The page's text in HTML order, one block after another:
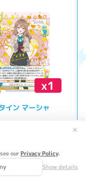
our Privacy Policy.
Show details
✕
x1
イン マーシャ